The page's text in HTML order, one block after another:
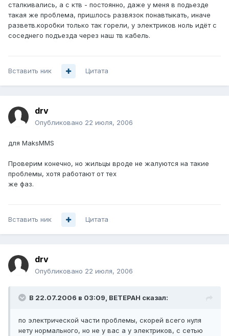
сталкивались, а с ктв - постоянно, даже у меня в подьезде
такая же проблема, пришлось развязок понавтыкать, иначе
разветв.коробки только так горели, у электриков ноль идёт с
соседнего подъезда через наш тв кабель.
Вставить ник Цитата
drv
Опубликовано 22 июля, 2006
для MaksMMS
Проверим конечно, но жильцы вроде не жалуются на такие
проблемы, хотя работают от тех
же фаз.
Вставить ник Цитата
drv
Опубликовано 22 июля, 2006
В 22.07.2006 в 03:09, BETEPAH сказал:
по электрической части проблемы, скорей всего нуля
нету нормального, но не у вас а у электриков, с сетью